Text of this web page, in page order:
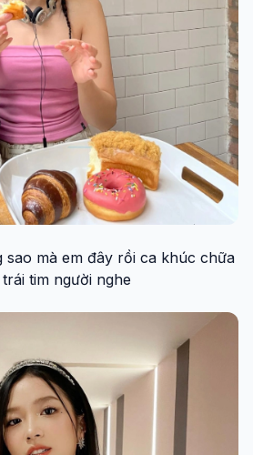
sao mà em đây rồi ca khúc chữa
tim người nghe